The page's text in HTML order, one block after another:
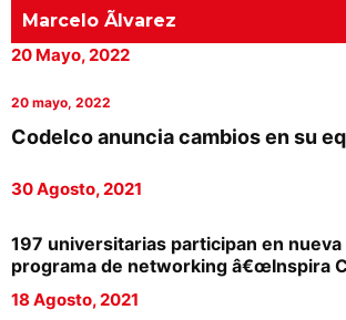
Minería Superficie
Canal Digital
Columnas de Opinión
Marcelo Ãlvarez
20 Mayo, 2022
20 mayo, 2022
Codelco anuncia cambios en su
30 Agosto, 2021
197 universitarias participan en
programa de networking â€œInspira
18 Agosto, 2021